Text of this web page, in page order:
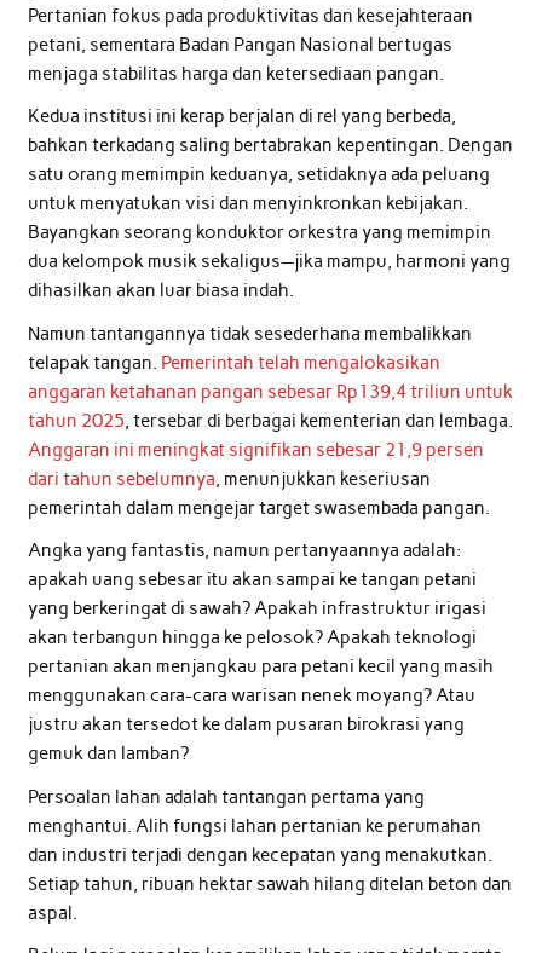
Pertanian fokus pada produktivitas dan kesejahteraan
petani, sementara Badan Pangan Nasional bertugas
menjaga stabilitas harga dan ketersediaan pangan.
Kedua institusi ini kerap berjalan di rel yang berbeda,
bahkan terkadang saling bertabrakan kepentingan. Dengan
satu orang memimpin keduanya, setidaknya ada peluang
untuk menyatukan visi dan menyinkronkan kebijakan.
Bayangkan seorang konduktor orkestra yang memimpin
dua kelompok musik sekaligus—jika mampu, harmoni yang
dihasilkan akan luar biasa indah.
Namun tantangannya tidak sesederhana membalikkan
telapak tangan. Pemerintah telah mengalokasikan
anggaran ketahanan pangan sebesar Rp139,4 triliun untuk
tahun 2025, tersebar di berbagai kementerian dan lembaga.
Anggaran ini meningkat signifikan sebesar 21,9 persen
dari tahun sebelumnya, menunjukkan keseriusan
pemerintah dalam mengejar target swasembada pangan.
Angka yang fantastis, namun pertanyaannya adalah:
apakah uang sebesar itu akan sampai ke tangan petani
yang berkeringat di sawah? Apakah infrastruktur irigasi
akan terbangun hingga ke pelosok? Apakah teknologi
pertanian akan menjangkau para petani kecil yang masih
menggunakan cara-cara warisan nenek moyang? Atau
justru akan tersedot ke dalam pusaran birokrasi yang
gemuk dan lamban?
Persoalan lahan adalah tantangan pertama yang
menghantui. Alih fungsi lahan pertanian ke perumahan
dan industri terjadi dengan kecepatan yang menakutkan.
Setiap tahun, ribuan hektar sawah hilang ditelan beton dan
aspal.